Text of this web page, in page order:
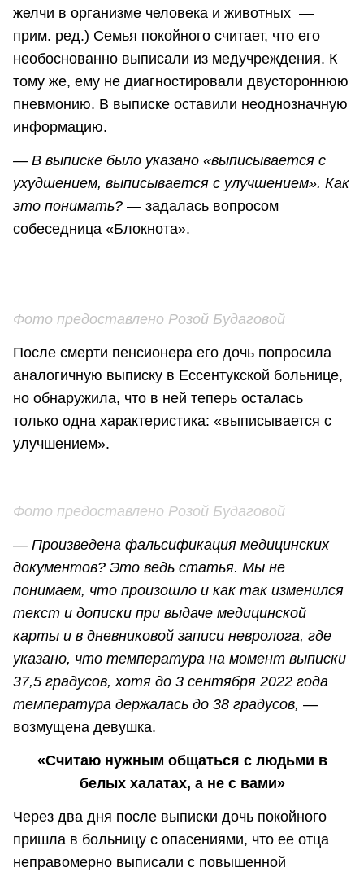
желчи в организме человека и животных —
прим. ред.) Семья покойного считает, что его
необоснованно выписали из медучреждения. К
тому же, ему не диагностировали двустороннюю
пневмонию. В выписке оставили неоднозначную
информацию.
— В выписке было указано «выписывается с
ухудшением, выписывается с улучшением». Как
это понимать? — задалась вопросом
собеседница «Блокнота».
Фото предоставлено Розой Будаговой
После смерти пенсионера его дочь попросила
аналогичную выписку в Ессентукской больнице,
но обнаружила, что в ней теперь осталась
только одна характеристика: «выписывается с
улучшением».
Фото предоставлено Розой Будаговой
— Произведена фальсификация медицинских
документов? Это ведь статья. Мы не
понимаем, что произошло и как так изменился
текст и дописки при выдаче медицинской
карты и в дневниковой записи невролога, где
указано, что температура на момент выписки
37,5 градусов, хотя до 3 сентября 2022 года
температура держалась до 38 градусов, —
возмущена девушка.
«Считаю нужным общаться с людьми в
белых халатах, а не с вами»
Через два дня после выписки дочь покойного
пришла в больницу с опасениями, что ее отца
неправомерно выписали с повышенной